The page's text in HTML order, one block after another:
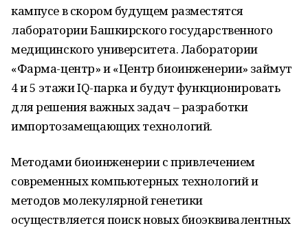
кампусе в скором будущем разместятся
лаборатории Башкирского государственного
медицинского университета. Лаборатории
«Фарма-центр» и «Центр биоинженерии» займут
4 и 5 этажи IQ-парка и будут функционировать
для решения важных задач – разработки
импортозамещающих технологий.
Методами биоинженерии с привлечением
современных компьютерных технологий и
методов молекулярной генетики
осуществляется поиск новых биоэквивалентных